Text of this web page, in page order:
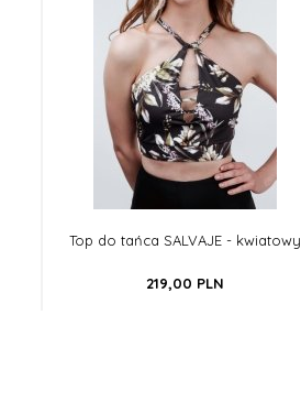
Top do tańca SALVAJE - kwiatowy
219,00 PLN